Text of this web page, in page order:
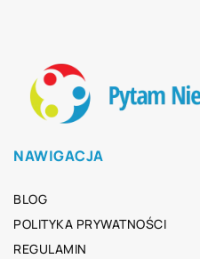
NAWIGACJA
BLOG
POLITYKA PRYWATNOŚCI
REGULAMIN